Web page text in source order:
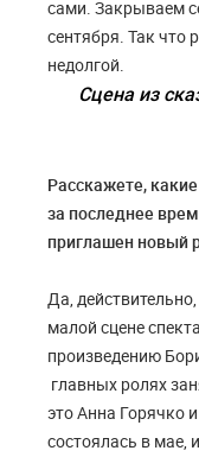
сами. Закрываем
сентября. Так что
недолгой.
Сцена из
Расскажете,
за последнее
приглашен новый
Да,
малой сцене
произведению
главных ролях
это Анна Горячко
состоялась в мае,